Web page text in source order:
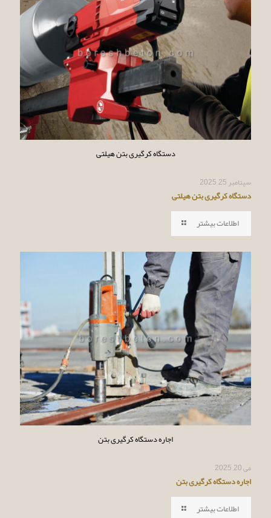
دستگاه کرگیری بتن هیلتی
سپتامبر 25, 2025
دستگاه کرگیری بتن هیلتی
اطلاعات بیشتر
اجاره دستگاه کرگیری بتن
می 20, 2025
اجاره دستگاه کرگیری بتن
اطلاعات بیشتر